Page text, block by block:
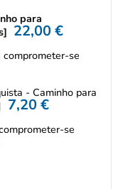
para
22,00€
se
- Caminho para
7,20€
se